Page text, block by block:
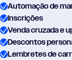
Automação de
Inscrições
Venda cruzada e
Descontos
Lembretes de